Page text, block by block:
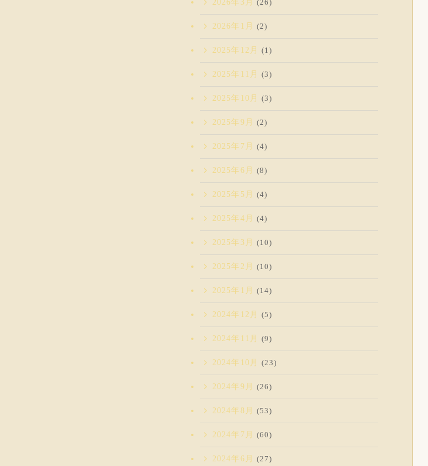
2026年3月 (26)
2026年1月 (2)
2025年12月 (1)
2025年11月 (3)
2025年10月 (3)
2025年9月 (2)
2025年7月 (4)
2025年6月 (8)
2025年5月 (4)
2025年4月 (4)
2025年3月 (10)
2025年2月 (10)
2025年1月 (14)
2024年12月 (5)
2024年11月 (9)
2024年10月 (23)
2024年9月 (26)
2024年8月 (53)
2024年7月 (60)
2024年6月 (27)